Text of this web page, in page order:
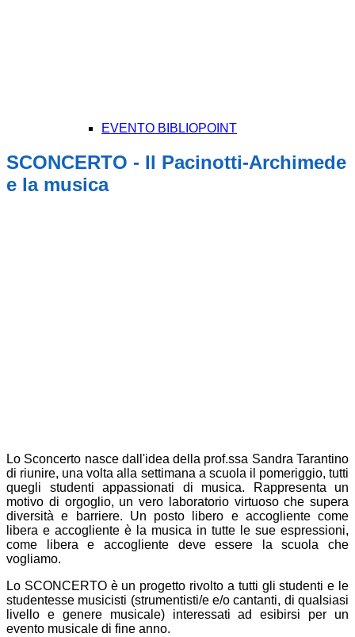
EVENTO BIBLIOPOINT
SCONCERTO - Il Pacinotti-Archimede
e la musica
Lo Sconcerto nasce dall'idea della prof.ssa Sandra Tarantino
di riunire, una volta alla settimana a scuola il pomeriggio, tutti
quegli studenti appassionati di musica. Rappresenta un
motivo di orgoglio, un vero laboratorio virtuoso che supera
diversità e barriere. Un posto libero e accogliente come
libera e accogliente è la musica in tutte le sue espressioni,
come libera e accogliente deve essere la scuola che
vogliamo.
Lo SCONCERTO è un progetto rivolto a tutti gli studenti e le
studentesse musicisti (strumentisti/e e/o cantanti, di qualsiasi
livello e genere musicale) interessati ad esibirsi per un
evento musicale di fine anno.